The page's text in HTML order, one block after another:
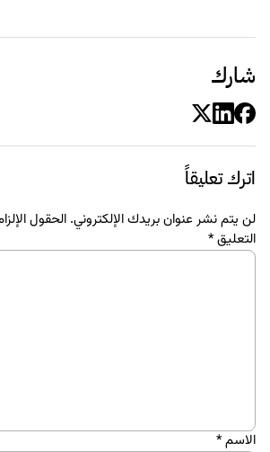
شارك
اترك تعليقاً
لن يتم نشر عنوان بريدك الإلكتروني. الحقول
التعليق*
الاسم*